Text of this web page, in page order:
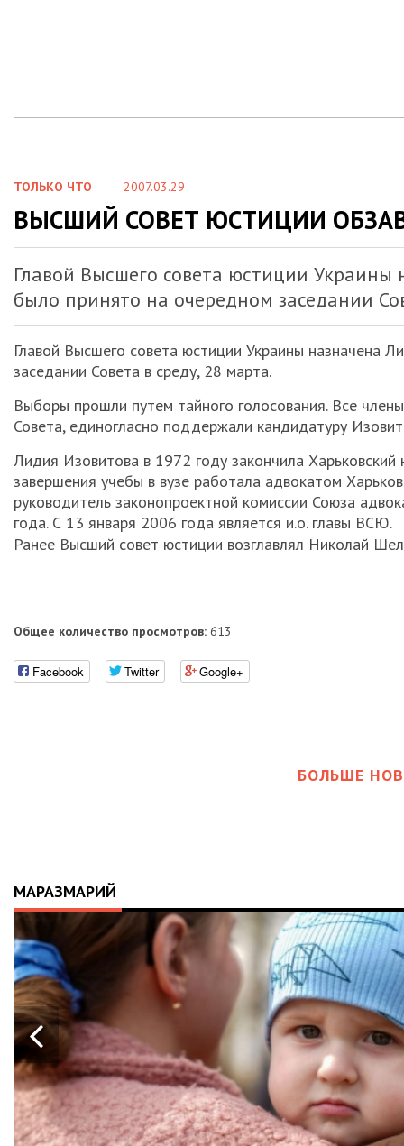
ТОЛЬКО ЧТО 2007.03.29
ВЫСШИЙ СОВЕТ ЮСТИЦИИ
Главой Высшего совета юстиции
было принято на очередном заседании
Главой Высшего совета юстиции Украины назначена
заседании Совета в среду, 28 марта.
Выборы прошли путем тайного голосования. Все
Совета, единогласно поддержали кандидатуру
Лидия Изовитова в 1972 году закончила
завершения учебы в вузе работала адвокатом
руководитель законопроектной комиссии Союза
года. С 13 января 2006 года является и.о. главы ВСЮ.
Ранее Высший совет юстиции возглавлял Николай
Общее количество просмотров: 613
Facebook Twitter Google+
БОЛЬШЕ
МАРАЗМАРИЙ